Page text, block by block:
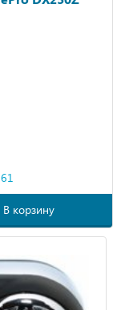
В корзину